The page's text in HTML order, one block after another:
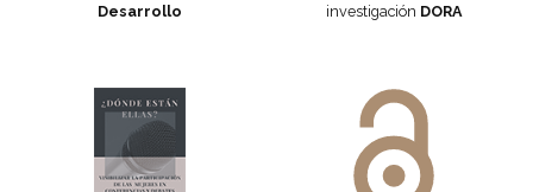
Desarrollo
investigación DORA